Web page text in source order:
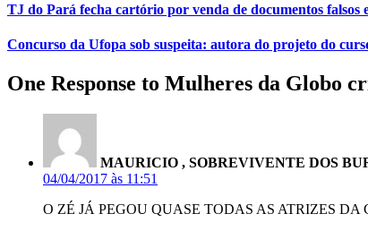
TJ do Pará fecha cartório por venda de documentos falsos
Concurso da Ufopa sob suspeita: autora do projeto do
One Response to Mulheres da Globo
MAURICIO , SOBREVIVENTE DOS
04/04/2017 às 11:51
O ZÉ JÁ PEGOU QUASE TODAS AS ATRIZES